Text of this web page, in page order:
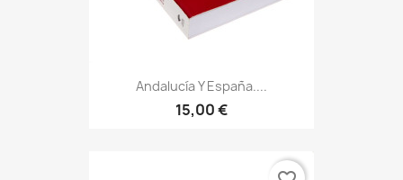
Andalucía Y España....
15,00 €